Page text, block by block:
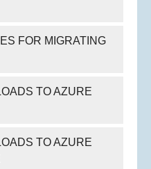
FOR MIGRATING
TO AZURE
TO AZURE